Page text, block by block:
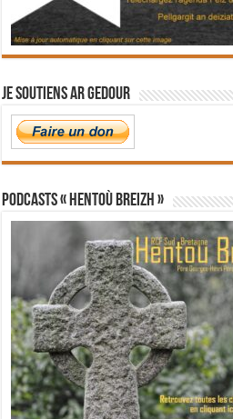
Je soutiens Ar Gedour
PODCASTS « Hentoù Breizh »